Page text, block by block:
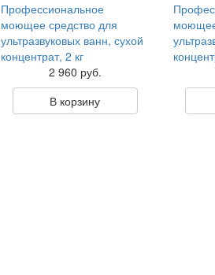
Профессиональное
моющее средство для
ультразвуковых ванн, сухой
концентрат, 2 кг
2 960 руб.
В корзину